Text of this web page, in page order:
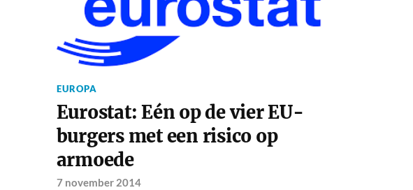
EUROPA
Eurostat: Eén op de vier EU-
burgers met een risico op
armoede
7 november 2014